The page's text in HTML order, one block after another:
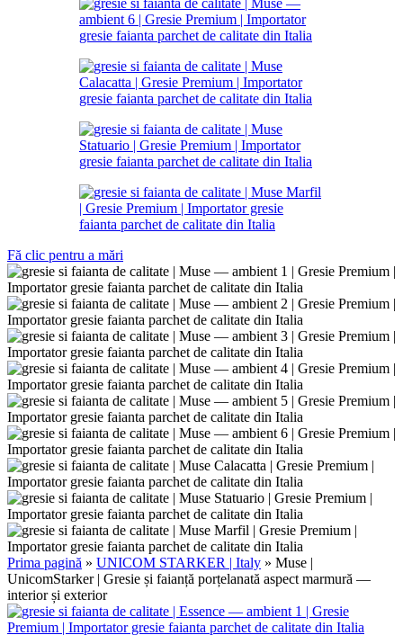
Fă clic pentru a mări
Prima pagină » UNICOM STARKER | Italy » Muse |
UnicomStarker | Gresie și faianță porțelanată aspect marmură —
interior și exterior